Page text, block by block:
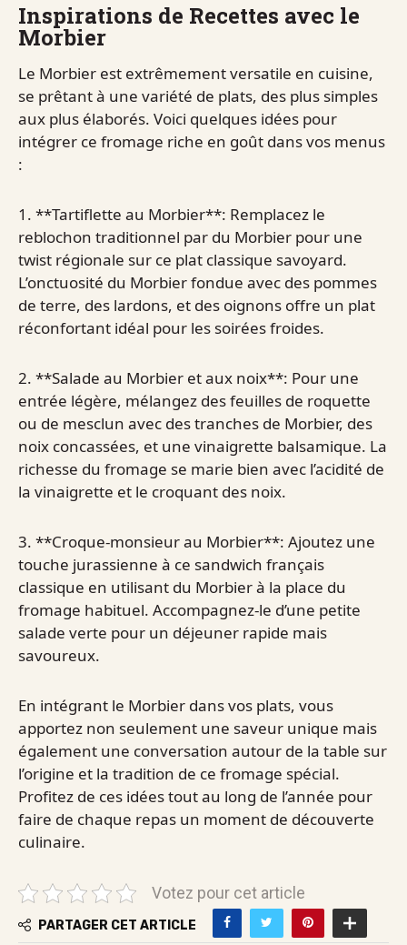
Inspirations de Recettes avec le
Morbier
Le Morbier est extrêmement versatile en cuisine,
se prêtant à une variété de plats, des plus simples
aux plus élaborés. Voici quelques idées pour
intégrer ce fromage riche en goût dans vos menus
:
1. **Tartiflette au Morbier**: Remplacez le
reblochon traditionnel par du Morbier pour une
twist régionale sur ce plat classique savoyard.
L’onctuosité du Morbier fondue avec des pommes
de terre, des lardons, et des oignons offre un plat
réconfortant idéal pour les soirées froides.
2. **Salade au Morbier et aux noix**: Pour une
entrée légère, mélangez des feuilles de roquette
ou de mesclun avec des tranches de Morbier, des
noix concassées, et une vinaigrette balsamique. La
richesse du fromage se marie bien avec l’acidité de
la vinaigrette et le croquant des noix.
3. **Croque-monsieur au Morbier**: Ajoutez une
touche jurassienne à ce sandwich français
classique en utilisant du Morbier à la place du
fromage habituel. Accompagnez-le d’une petite
salade verte pour un déjeuner rapide mais
savoureux.
En intégrant le Morbier dans vos plats, vous
apportez non seulement une saveur unique mais
également une conversation autour de la table sur
l’origine et la tradition de ce fromage spécial.
Profitez de ces idées tout au long de l’année pour
faire de chaque repas un moment de découverte
culinaire.
Votez pour cet article
PARTAGER CET ARTICLE